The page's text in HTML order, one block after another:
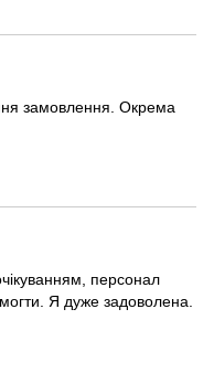
замовлення. Окрема
персонал
Я дуже задоволена.